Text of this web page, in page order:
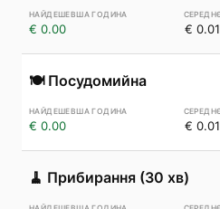
€ 0.00 € 0.01
🍽️ Посудомийна
€ 0.00 € 0.01
🧹 Прибирання (30 хв)